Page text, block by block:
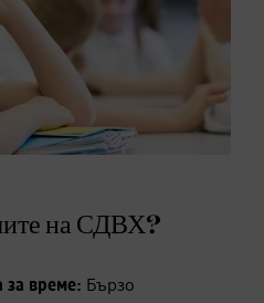
на СДВХ?
за време: Бързо